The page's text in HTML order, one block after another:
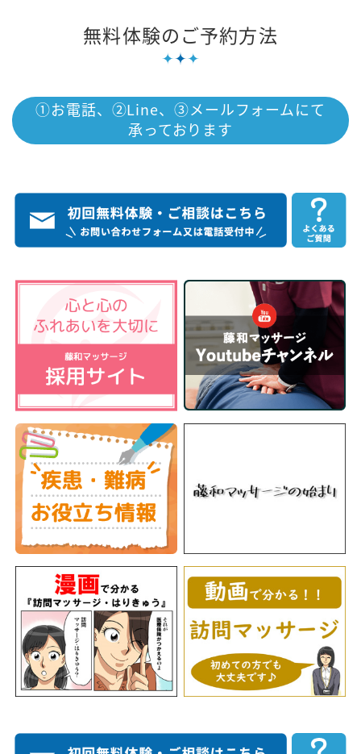
無料体験のご予約方法
①お電話、②Line、③メールフォームにて
承っております